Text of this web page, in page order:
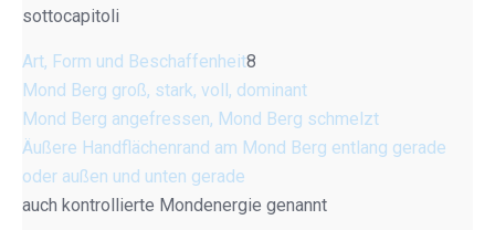
sottocapitoli
Art, Form und Beschaffenheit8
Mond Berg groß, stark, voll, dominant
Mond Berg angefressen, Mond Berg schmelzt
Äußere Handflächenrand am Mond Berg entlang gerade
oder außen und unten gerade
auch kontrollierte Mondenergie genannt